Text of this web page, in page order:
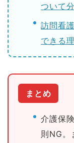
ついて
訪問看
できる
まとめ
介護保
則NG。